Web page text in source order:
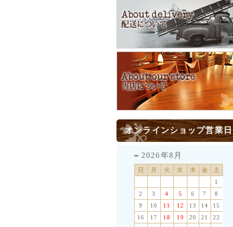
オンラインショップ営業日
2026年8月
日 月 火 水 木 金
土
1
2
3 4 5 6 7
8
9
10 11 12 13 14
15
16
17 18 19 20 21
22